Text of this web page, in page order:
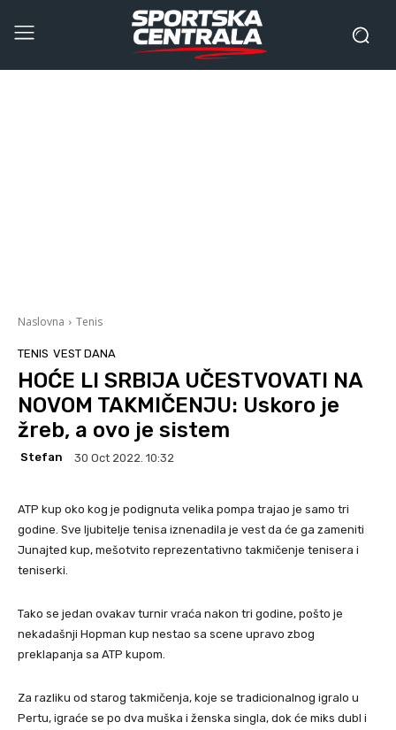
Naslovna Tenis
TENIS VEST DANA
HOĆE LI SRBIJA UČESTVOVATI NA
NOVOM TAKMIČENJU: Uskoro je
žreb, a ovo je sistem
Stefan 30 Oct 2022. 10:32
ATP kup oko kog je podignuta velika pompa trajao je samo tri
godine. Sve ljubitelje tenisa iznenadila je vest da će ga zameniti
Junajted kup, mešotvito reprezentativno takmičenje tenisera i
teniserki.
Tako se jedan ovakav turnir vraća nakon tri godine, pošto je
nekadašnji Hopman kup nestao sa scene upravo zbog
preklapanja sa ATP kupom.
Za razliku od starog takmičenja, koje se tradicionalnog igralo u
Pertu, igraće se po dva muška i ženska singla, dok će miks dubl i